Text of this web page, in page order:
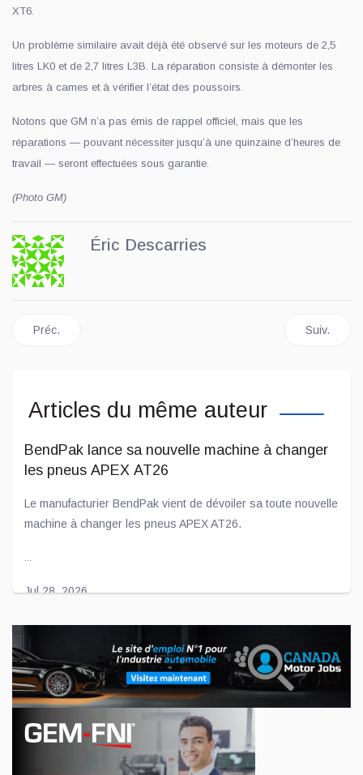
XT6.
Un problème similaire avait déjà été observé sur les moteurs de 2,5
litres LK0 et de 2,7 litres L3B. La réparation consiste à démonter les
arbres à cames et à vérifier l’état des poussoirs.
Notons que GM n’a pas émis de rappel officiel, mais que les
réparations — pouvant nécessiter jusqu’à une quinzaine d’heures de
travail — seront effectuées sous garantie.
(Photo GM)
Éric Descarries
Article précédent : Nissan relance son coupé Z
Préc. Article
Suiv.
Articles du même auteur
BendPak lance sa nouvelle machine à changer
les pneus APEX AT26
Le manufacturier BendPak vient de dévoiler sa toute nouvelle
machine à changer les pneus APEX AT26.
Jul 28, 2026
L'entente entre Toyota et Joby Aviation prend
de l'importance
Voilà déjà quelques années que le constructeur automobile
Toyota « flirte » avec l'américaine Joby Aviation afin de créer
des avions électriques.